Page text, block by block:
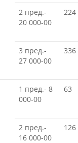
2 пред.-
20 000-00
224
3 пред.-
27 000-00
336
1 пред.- 8
000-00
63
2 пред.-
16 000-00
126